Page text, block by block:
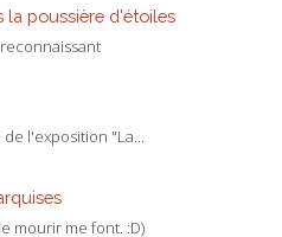
la poussière d'étoiles
l'exposition "La...
mourir me font. :D)